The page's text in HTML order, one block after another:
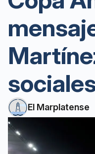
El Marplatense